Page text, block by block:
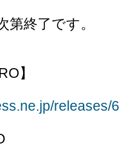
終了です。
】
releases/